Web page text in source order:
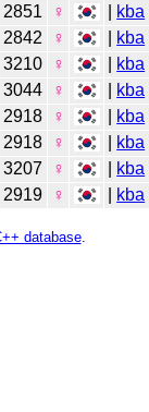
2851 ♀ kba
2842 ♀ kba
3210 ♀ kba
3044 ♀ kba
2918 ♀ kba
2918 ♀ kba
3207 ♀ kba
2919 ♀ kba
database.